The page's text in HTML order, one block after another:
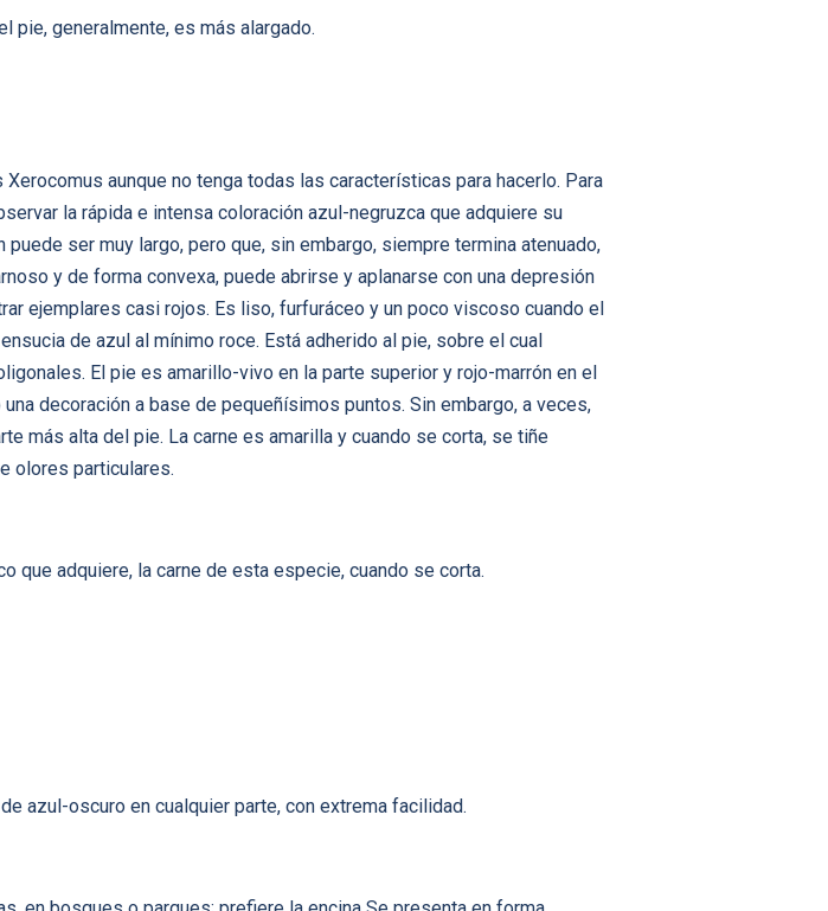
pie, generalmente, es más alargado.
aunque no tenga todas las características para hacerlo. Para
la rápida e intensa coloración azul-negruzca que adquiere su
ser muy largo, pero que, sin embargo, siempre termina atenuado,
y de forma convexa, puede abrirse y aplanarse con una depresión
ejemplares casi rojos. Es liso, furfuráceo y un poco viscoso cuando el
de azul al mínimo roce. Está adherido al pie, sobre el cual
El pie es amarillo-vivo en la parte superior y rojo-marrón en el
decoración a base de pequeñísimos puntos. Sin embargo, a veces,
más alta del pie. La carne es amarilla y cuando se corta, se tiñe
olores particulares.
que adquiere, la carne de esta especie, cuando se corta.
azul-oscuro en cualquier parte, con extrema facilidad.